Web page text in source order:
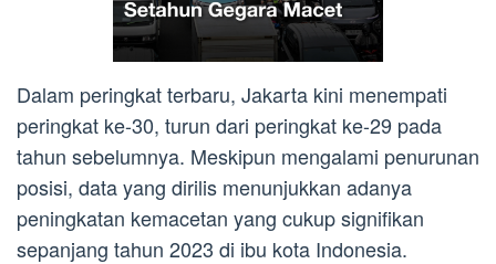
Dalam peringkat terbaru, Jakarta kini menempati
peringkat ke-30, turun dari peringkat ke-29 pada
tahun sebelumnya. Meskipun mengalami penurunan
posisi, data yang dirilis menunjukkan adanya
peningkatan kemacetan yang cukup signifikan
sepanjang tahun 2023 di ibu kota Indonesia.